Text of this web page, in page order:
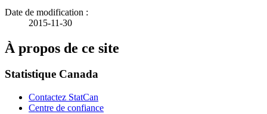
Date de modification :
2015-11-30
À propos de ce site
Statistique Canada
Contactez StatCan
Centre de confiance